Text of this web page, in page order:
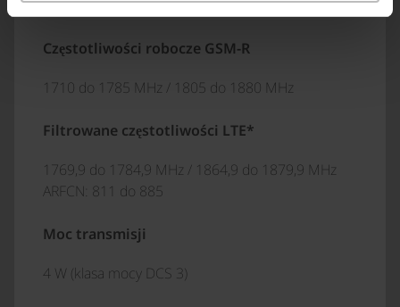
Częstotliwości robocze GSM-R
1710 do 1785 MHz / 1805 do 1880 MHz
Filtrowane częstotliwości LTE*
1769,9 do 1784,9 MHz / 1864,9 do 1879,9 MHz
ARFCN: 811 do 885
Moc transmisji
4 W (klasa mocy DCS 3)